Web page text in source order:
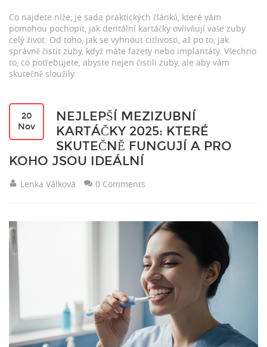
Co najdete níže, je sada praktických článků, které vám
pomohou pochopit, jak dentální kartáčky ovlivňují vaše zuby
celý život. Od toho, jak se vyhnout citlivosti, až po to, jak
správně čistit zuby, když máte fazety nebo implantáty. Všechno
to, co potřebujete, abyste nejen čistili zuby, ale aby vám
skutečně sloužily.
20
Nov
NEJLEPŠÍ MEZIZUBNÍ
KARTÁČKY 2025: KTERÉ
SKUTEČNĚ FUNGUJÍ A PRO
KOHO JSOU IDEÁLNÍ
Lenka Válková 0 Comments